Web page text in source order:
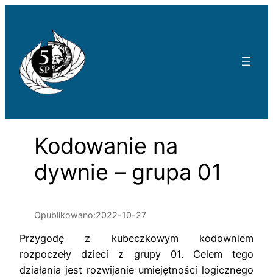
Kodowanie na
dywnie – grupa 01
Opublikowano:2022-10-27
Przygodę z kubeczkowym kodowniem
rozpoczeły dzieci z grupy 01. Celem tego
działania jest rozwijanie umiejętności logicznego